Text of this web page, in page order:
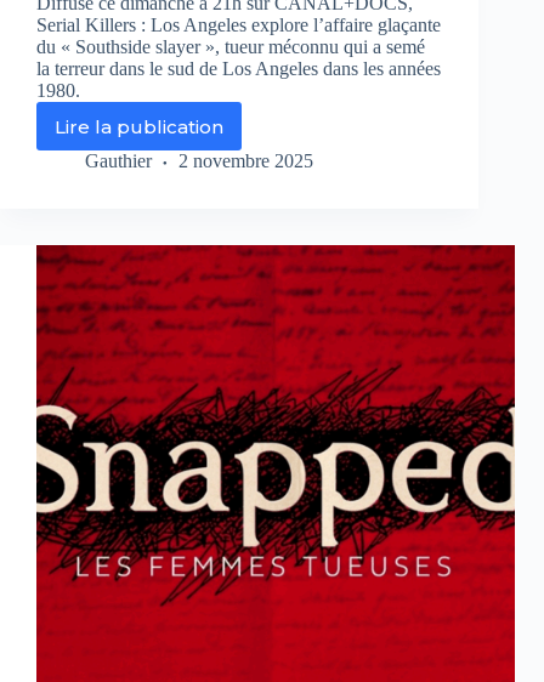
Serial Killers : Los Angeles explore l’affaire glaçante
du « Southside slayer », tueur méconnu qui a semé
la terreur dans le sud de Los Angeles dans les années
1980.
Lire la publication
Serial
Killers
sur
CANAL+DOCS
:
plongée
dans
l’enfer
du
« Southside
slayer »
Gauthier 2 novembre 2025